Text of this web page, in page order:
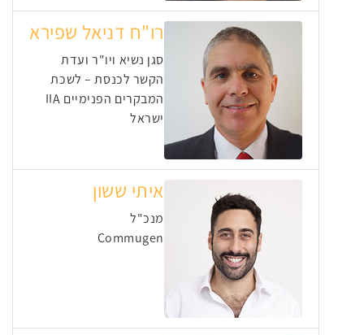
רו"ח דניאל שפירא
סגן נשיא ויו"ר ועדת
הקשר לכנסת – לשכת
המבקרים הפנימיים IIA
ישראל
איתי ששון
מנכ"ל
Commugen